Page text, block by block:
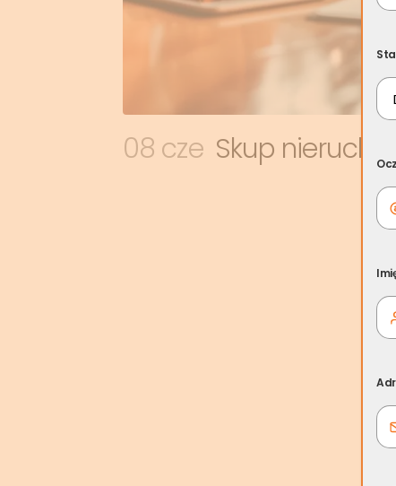
08 cze Skup